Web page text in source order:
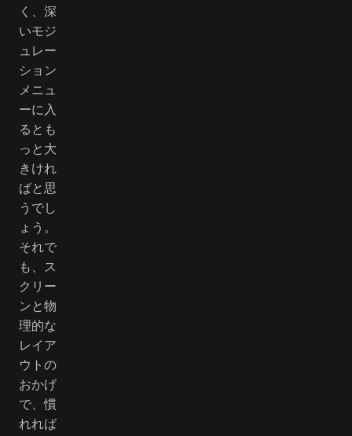
く、深
いモジ
ュレー
ション
メニュ
ーに入
るとも
っと大
きけれ
ばと思
うでし
ょう。
それで
も、ス
クリー
ンと物
理的な
レイア
ウトの
おかげ
で、慣
れれば